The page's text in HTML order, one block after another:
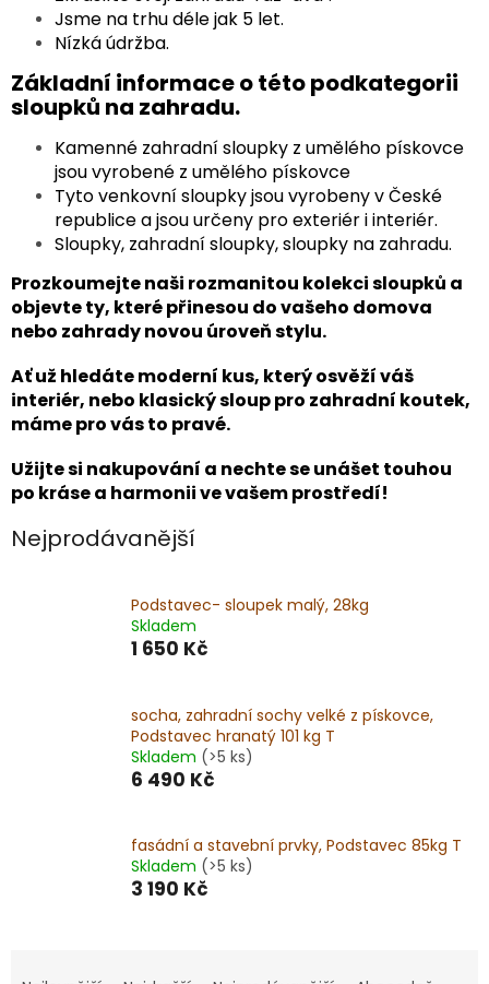
Jsme na trhu déle jak 5 let.
Nízká údržba.
Základní informace o této podkategorii
sloupků na zahradu.
Kamenné zahradní sloupky z umělého pískovce
jsou vyrobené z umělého pískovce
Tyto venkovní sloupky jsou vyrobeny v České
republice a jsou určeny pro exteriér i interiér.
Sloupky, zahradní sloupky, sloupky na zahradu.
Prozkoumejte naši rozmanitou kolekci sloupků a
objevte ty, které přinesou do vašeho domova
nebo zahrady novou úroveň stylu.
Ať už hledáte moderní kus, který osvěží váš
interiér, nebo klasický sloup pro zahradní koutek,
máme pro vás to pravé.
Užijte si nakupování a nechte se unášet touhou
po kráse a harmonii ve vašem prostředí!
Nejprodávanější
Podstavec- sloupek malý, 28kg
Skladem
1 650 Kč
socha, zahradní sochy velké z pískovce,
Podstavec hranatý 101 kg T
Skladem (>5 ks)
6 490 Kč
fasádní a stavební prvky, Podstavec 85kg T
Skladem (>5 ks)
3 190 Kč